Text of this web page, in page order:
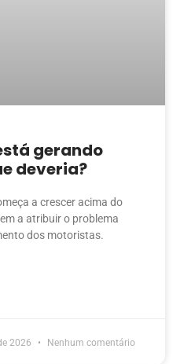
gerando
deveria?
a crescer acima do
a atribuir o problema
dos motoristas.
2026 Nenhum comentário